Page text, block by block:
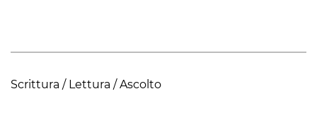
Scrittura / Lettura / Ascolto